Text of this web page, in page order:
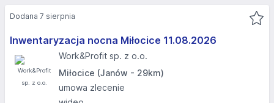
Inwentaryzacja nocna Miłocice 11.08.2026​
Work&Profit sp. z o.o.
Miłocice (Janów - 29km)
umowa zlecenie
Dodana 7 sierpnia